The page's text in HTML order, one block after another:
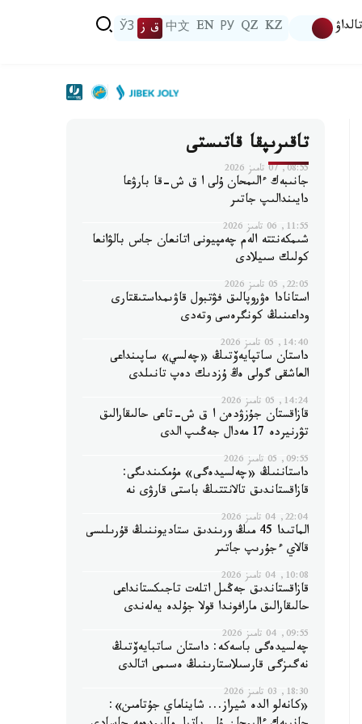
تالداۋ KZ
QZ
РУ
EN
中文 ق ز ЎЗ
تاقىرىپقا قاتىستى
08:55, 07 تامىز 2026
جانىبەك ءالىمحان ۇلى ا ق ش-قا بارۋعا
دايىندالىپ جاتىر
11:55, 06 تامىز 2026
شىمكەنتتە الەم چەمپيونى اتانعان جاس بالۋانعا
كولىك سىيلادى
22:05, 05 تامىز 2026
استانادا ەۋروپالىق فۋتبول قاۋىمداستىقتارى
وداعىنىڭ كونگرەسى وتەدى
14:40, 05 تامىز 2026
داستان ساتپايەۆتىڭ «چەلسي» ساپىنداعى
العاشقى گولى ەڭ ۇزدىك دەپ تانىلدى
14:24, 05 تامىز 2026
قازاقستان جۇزۋدەن ا ق ش-تاعى حالىقارالىق
تۋرنيردە 17 مەدال جەڭىپ الدى
09:55, 05 تامىز 2026
داستاننىڭ «چەلسيدەگى» مۇمكىندىگى:
قازاقستاندىق تالانتتىڭ باستى قارۋى نە
22:04, 04 تامىز 2026
الماتىدا 45 مىڭ ورىندىق ستاديوننىڭ قۇرىلىسى
قالاي ءجۇرىپ جاتىر
10:08, 04 تامىز 2026
قازاقستاندىق جەڭىل اتلەت تاجىكستانداعى
حالىقارالىق مارافوندا قولا جۇلدە يەلەندى
09:55, 04 تامىز 2026
چەلسيدەگى باسەكە: داستان ساتبايەۆتىڭ
نەگىزگى قارسىلاستارىنىڭ ەسىمى اتالدى
18:30, 03 تامىز 2026
«كانەلو الدە شيراز... شايناماي جۇتامىن»: